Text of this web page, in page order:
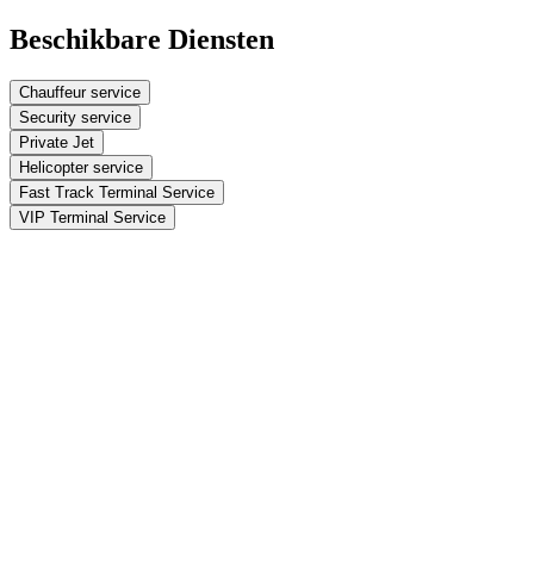
Beschikbare Diensten
Chauffeur service
Security service
Private Jet
Helicopter service
Fast Track Terminal Service
VIP Terminal Service